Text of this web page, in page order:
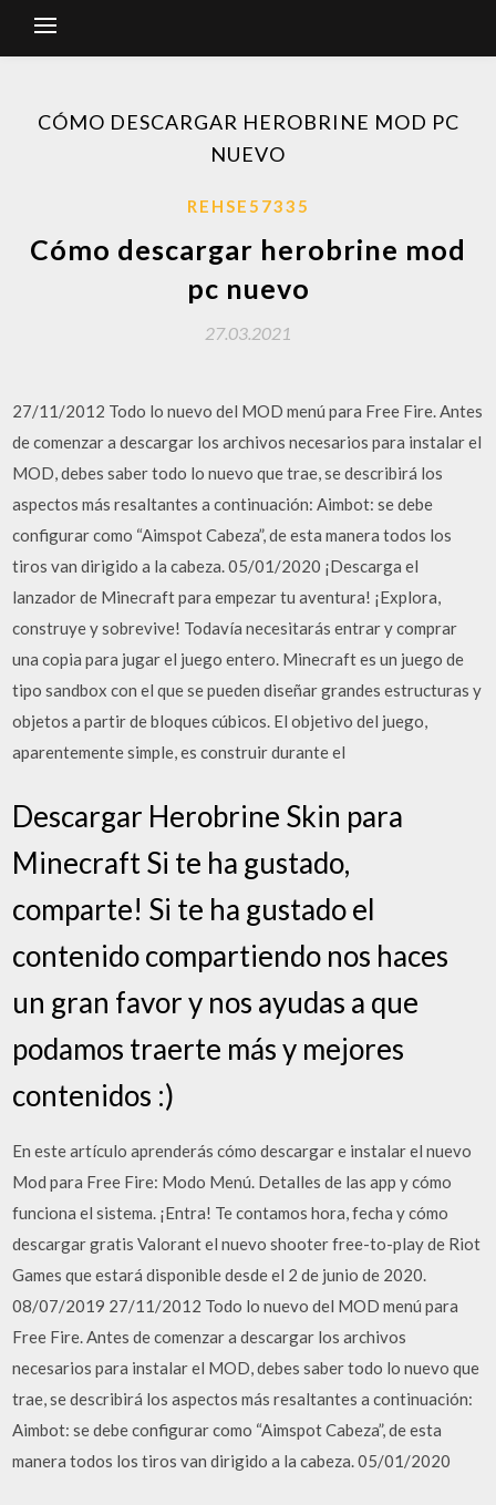
CÓMO DESCARGAR HEROBRINE MOD PC
NUEVO
REHSE57335
Cómo descargar herobrine mod
pc nuevo
27.03.2021
27/11/2012 Todo lo nuevo del MOD menú para Free Fire. Antes
de comenzar a descargar los archivos necesarios para instalar el
MOD, debes saber todo lo nuevo que trae, se describirá los
aspectos más resaltantes a continuación: Aimbot: se debe
configurar como “Aimspot Cabeza”, de esta manera todos los
tiros van dirigido a la cabeza. 05/01/2020 ¡Descarga el
lanzador de Minecraft para empezar tu aventura! ¡Explora,
construye y sobrevive! Todavía necesitarás entrar y comprar
una copia para jugar el juego entero. Minecraft es un juego de
tipo sandbox con el que se pueden diseñar grandes estructuras y
objetos a partir de bloques cúbicos. El objetivo del juego,
aparentemente simple, es construir durante el
Descargar Herobrine Skin para
Minecraft Si te ha gustado,
comparte! Si te ha gustado el
contenido compartiendo nos haces
un gran favor y nos ayudas a que
podamos traerte más y mejores
contenidos :)
En este artículo aprenderás cómo descargar e instalar el nuevo
Mod para Free Fire: Modo Menú. Detalles de las app y cómo
funciona el sistema. ¡Entra! Te contamos hora, fecha y cómo
descargar gratis Valorant el nuevo shooter free-to-play de Riot
Games que estará disponible desde el 2 de junio de 2020.
08/07/2019 27/11/2012 Todo lo nuevo del MOD menú para
Free Fire. Antes de comenzar a descargar los archivos
necesarios para instalar el MOD, debes saber todo lo nuevo que
trae, se describirá los aspectos más resaltantes a continuación:
Aimbot: se debe configurar como “Aimspot Cabeza”, de esta
manera todos los tiros van dirigido a la cabeza. 05/01/2020